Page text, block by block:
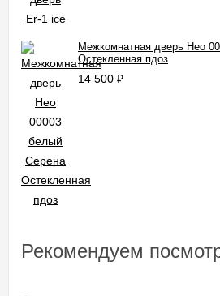
Межкомнатная дверь Нео
Остекленная пдоз
14 500 ₽
Рекомендуем